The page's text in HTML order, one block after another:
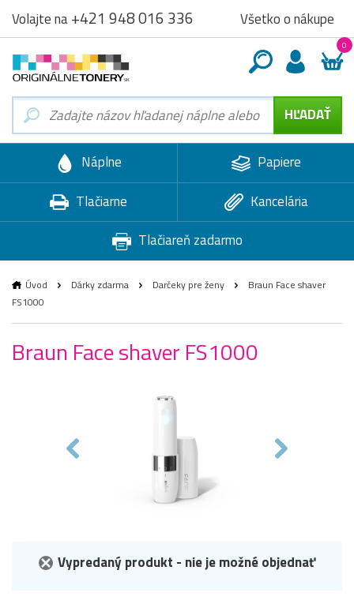
Volajte na+421 948 016 336 Všetko o nákupe
0
Náplne
Papiere
Tlačiarne
Kancelária
Tlačiareň zadarmo
Úvod Dárky zdarma Darčeky pre ženy
Braun Face shaver
FS1000
Braun Face shaver FS1000
Vypredaný produkt - nie je možné objednať